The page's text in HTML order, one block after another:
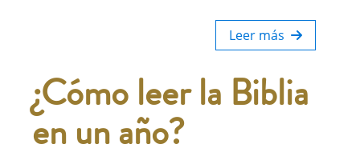
Leer más
¿Cómo leer la Biblia
en un año?